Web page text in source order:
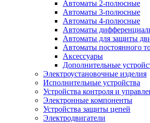
Автоматы 2-полюсные
Автоматы 3-полюсные
Автоматы 4-полюсные
Автоматы
Автоматы для защиты
Автоматы постоянного
Аксессуары
Дополнительные
Электроустановочные изделия
Исполнительные устройства
Устройства контроля и
Электронные компоненты
Устройства защиты цепей
Электродвигатели